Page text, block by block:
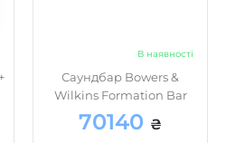
Саундбар Bowers &
70140₴
Купити